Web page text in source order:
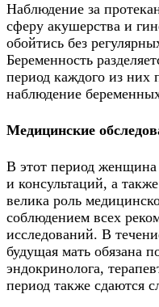
Наблюдение за
сферу акушерства и
обойтись без
Беременность
период каждого из них
наблюдение
Медицинские
В этот период женщина
и консультаций, а
велика роль
соблюдением всех
исследований. В
будущая мать обязана
эндокринолога,
период также сдаются